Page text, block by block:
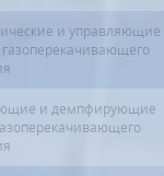
и управляющие
и демпфирующие